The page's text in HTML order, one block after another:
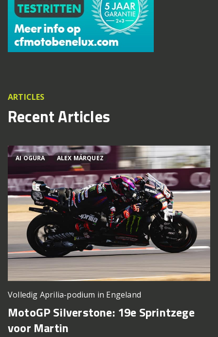
ARTICLES
Recent Articles
AI OGURA ALEX MÁRQUEZ
Volledig Aprilia-podium in Engeland
MotoGP Silverstone: 19e Sprintzege
voor Martin